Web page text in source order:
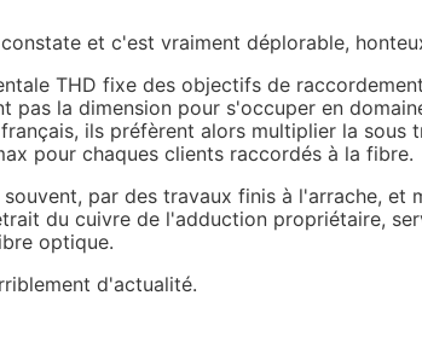
et c'est vraiment déplorable,
THD fixe des objectifs de
pas la dimension pour s'occuper en
ils préfèrent alors multiplier la sous
pour chaques clients raccordés à la fibre.
par des travaux finis à l'arrache, et
du cuivre de l'adduction propriétaire,
optique.
d'actualité.